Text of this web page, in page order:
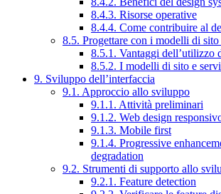
8.4.3. Risorse operative
8.4.4. Come contribuire al
8.5. Progettare con i modelli di sito
8.5.1. Vantaggi dell’utilizzo
8.5.2. I modelli di sito e
9. Sviluppo dell’interfaccia
9.1. Approccio allo sviluppo
9.1.1. Attività preliminari
9.1.2. Web design
9.1.3. Mobile first
9.1.4. Progressive
degradation
9.2. Strumenti di supporto allo
9.2.1. Feature detection